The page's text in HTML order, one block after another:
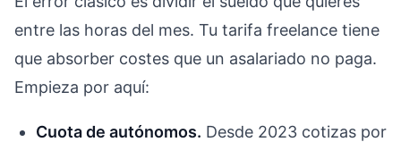
entre las horas del mes. Tu tarifa freelance tiene
que absorber costes que un asalariado no paga.
Empieza por aquí:
Cuota de autónomos. Desde 2023 cotizas por